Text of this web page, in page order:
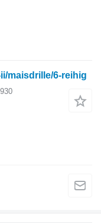
maisdrille/6-reihig